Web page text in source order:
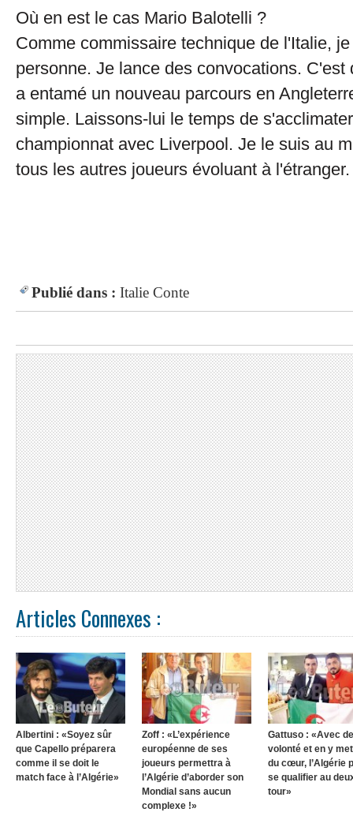
Où en est le cas Mario Balotelli ?
Comme commissaire technique de l'Italie,
personne. Je lance des convocations. C'est
a entamé un nouveau parcours en
simple. Laissons-lui le temps de
championnat avec Liverpool. Je le suis au
tous les autres joueurs évoluant à l'étranger.
Publié dans : Italie Conte
Articles Connexes :
Albertini : «Soyez sûr
que Capello préparera
comme il se doit le
match face à l’Algérie»
Zoff : «L’expérience
européenne de ses
joueurs permettra à
l’Algérie d’aborder son
Mondial sans aucun
complexe !»
Gattuso : «Avec
volonté et en y
du cœur, l’Algérie
se qualifier au
tour»